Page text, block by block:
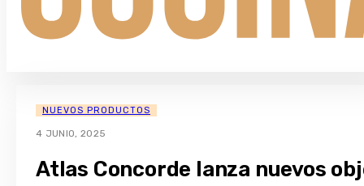
NUEVOS PRODUCTOS
4 JUNIO, 2025
Atlas Concorde lanza nuevos